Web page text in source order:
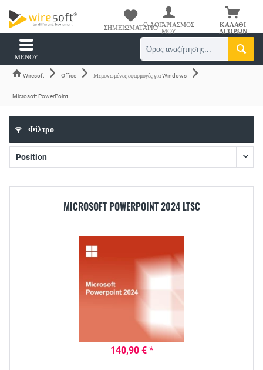
ΚΑΛΆΘΙ
ΑΓΟΡΏΝ
ΣΗΜΕΙΩΜΑΤΆΡΙΟΟ ΛΟΓΑΡΙΑΣΜΌΣ
ΜΟΥ
ΜΕΝΟΎ
Wiresoft Office Μεμονωμένες εφαρμογές για Windows
Microsoft PowerPoint
Φίλτρο
MICROSOFT POWERPOINT 2024 LTSC
140,90 € *